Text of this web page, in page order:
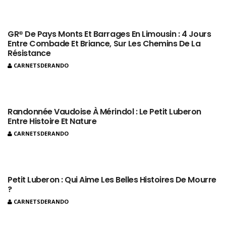
GR® De Pays Monts Et Barrages En Limousin : 4 Jours
Entre Combade Et Briance, Sur Les Chemins De La
Résistance
CARNETSDERANDO
Randonnée Vaudoise À Mérindol : Le Petit Luberon
Entre Histoire Et Nature
CARNETSDERANDO
Petit Luberon : Qui Aime Les Belles Histoires De Mourre
?
CARNETSDERANDO